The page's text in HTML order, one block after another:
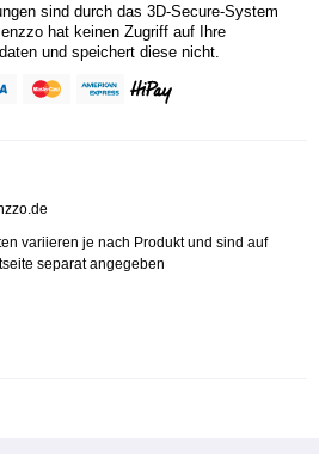
sind durch das 3D-Secure-System
hat keinen Zugriff auf Ihre
und speichert diese nicht.
variieren je nach Produkt und sind auf
separat angegeben